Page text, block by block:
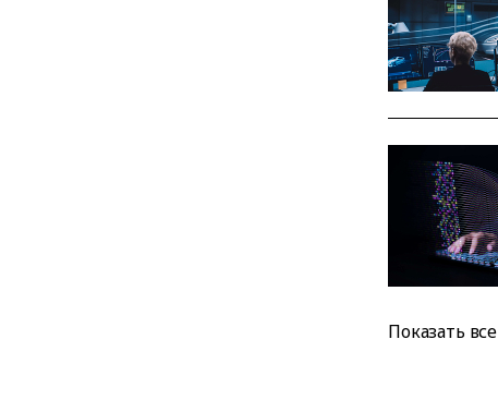
Показать все